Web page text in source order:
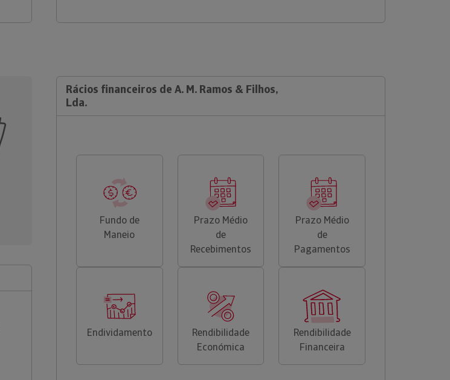
Rácios financeiros de A. M. Ramos & Filhos,
Lda.
Fundo de
Maneio
Prazo Médio
de
Recebimentos
Prazo Médio
de
Pagamentos
Endividamento
Rendibilidade
Económica
Rendibilidade
Financeira